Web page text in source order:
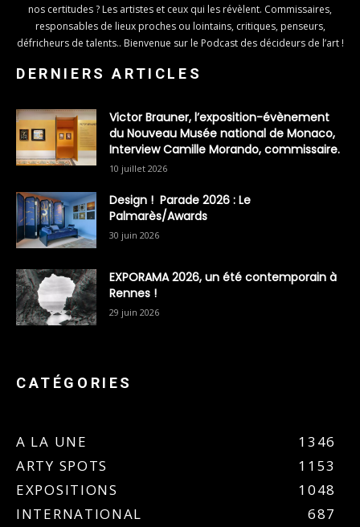
nos certitudes ? Les artistes et ceux qui les révèlent. Commissaires,
responsables de lieux proches ou lointains, critiques, penseurs,
défricheurs de talents.. Bienvenue sur le Podcast des décideurs de l’art !
DERNIERS ARTICLES
Victor Brauner, l’exposition-évènement
du Nouveau Musée national de Monaco,
Interview Camille Morando, commissaire.
10 juillet 2026
Design ! Parade 2026 : Le
Palmarès/Awards
30 juin 2026
EXPORAMA 2026, un été contemporain à
Rennes !
29 juin 2026
CATÉGORIES
A LA UNE
1346
ARTY SPOTS
1153
EXPOSITIONS
1048
INTERNATIONAL
687